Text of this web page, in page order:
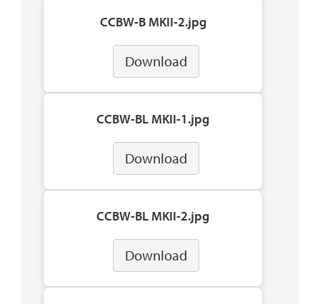
CCBW-B MKII-2.jpg
Download
CCBW-BL MKII-1.jpg
Download
CCBW-BL MKII-2.jpg
Download